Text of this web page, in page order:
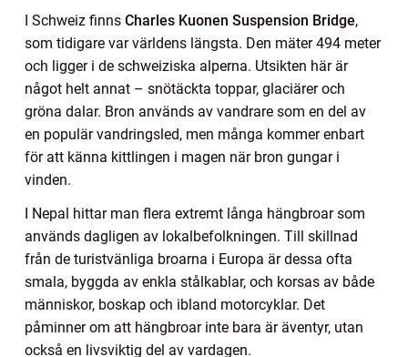
I Schweiz finns Charles Kuonen Suspension Bridge,
som tidigare var världens längsta. Den mäter 494 meter
och ligger i de schweiziska alperna. Utsikten här är
något helt annat – snötäckta toppar, glaciärer och
gröna dalar. Bron används av vandrare som en del av
en populär vandringsled, men många kommer enbart
för att känna kittlingen i magen när bron gungar i
vinden.
I Nepal hittar man flera extremt långa hängbroar som
används dagligen av lokalbefolkningen. Till skillnad
från de turistvänliga broarna i Europa är dessa ofta
smala, byggda av enkla stålkablar, och korsas av både
människor, boskap och ibland motorcyklar. Det
påminner om att hängbroar inte bara är äventyr, utan
också en livsviktig del av vardagen.